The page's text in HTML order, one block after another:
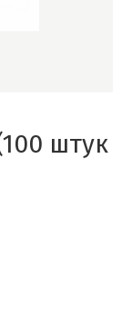
штук